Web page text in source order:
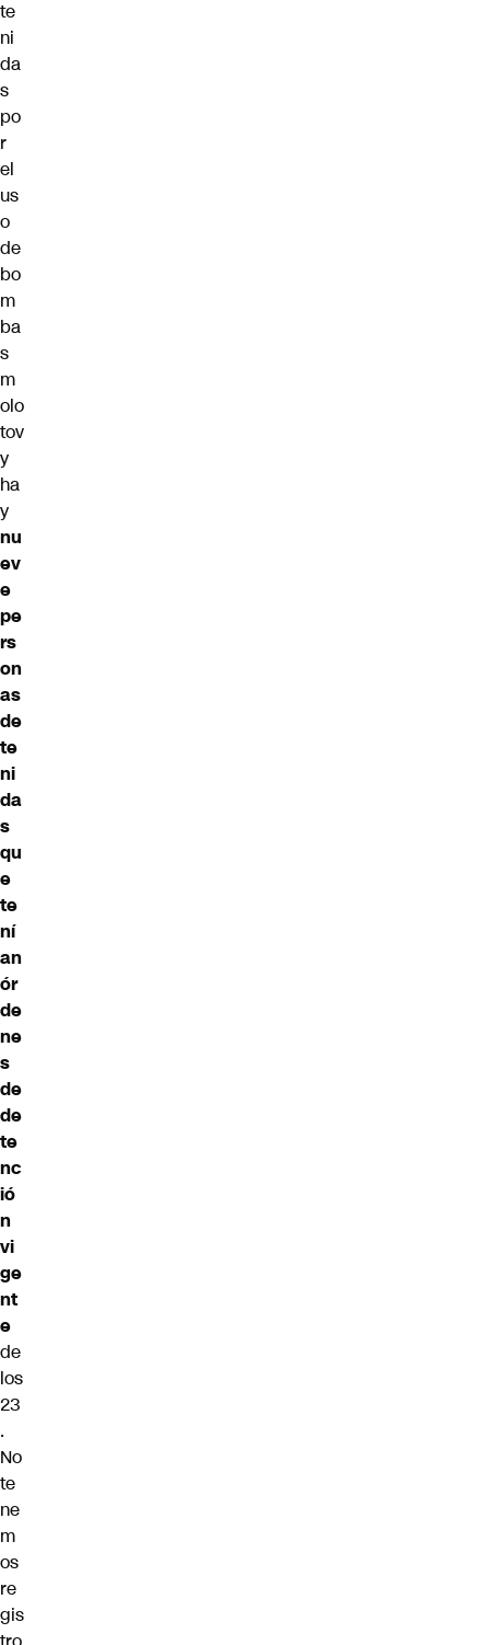
te
ni
da
s
po
r
el
us
o
de
bo
m
ba
s
m
olo
tov
y
ha
y
nu
ev
e
pe
rs
on
as
de
te
ni
da
s
qu
e
te
ní
an
ór
de
ne
s
de
de
te
nc
ió
n
vi
ge
nt
e
de
los
23
.
No
te
ne
m
os
re
gis